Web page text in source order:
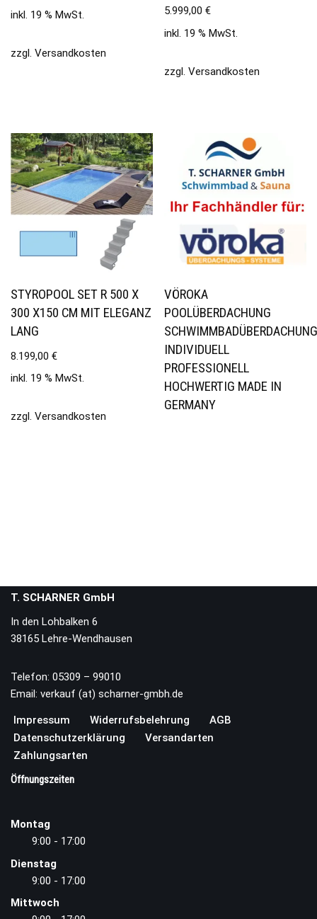
inkl. 19 % MwSt.
zzgl. Versandkosten
5.999,00€
inkl. 19 % MwSt.
zzgl.Versandkosten
STYROPOOL SET R 500 X
300 X150 CM MIT ELEGANZ
LANG
8.199,00 €
inkl. 19 % MwSt.
zzgl. Versandkosten
VÖROKA
POOLÜBERDACHUNG
INDIVIDUELL
PROFESSIONELL
HOCHWERTIG MADE IN
GERMANY
T. SCHARNER GmbH
In den Lohbalken 6
38165 Lehre-Wendhausen
Telefon: 05309 – 99010
Email: verkauf (at) scharner-gmbh.de
Impressum Widerrufsbelehrung
AGB
Datenschutzerklärung
Versandarten
Zahlungsarten
Öffnungszeiten
Montag
9:00 - 17:00
Dienstag
9:00 - 17:00
Mittwoch